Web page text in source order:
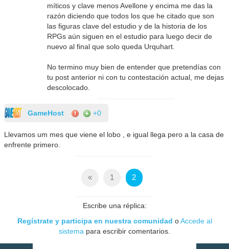
míticos y clave menos Avellone y encima me das la
razón diciendo que todos los que he citado que son
las figuras clave del estudio y de la historia de los
RPGs aún siguen en el estudio para luego decir de
nuevo al final que solo queda Urquhart.
No termino muy bien de entender que pretendías con
tu post anterior ni con tu contestación actual, me dejas
descolocado.
GameHost +0
Llevamos um mes que viene el lobo , e igual llega pero a la casa de
enfrente primero.
« 1 2
Escribe una réplica:
Regístrate y participa en nuestra comunidad oAccede al
sistema para escribir comentarios.